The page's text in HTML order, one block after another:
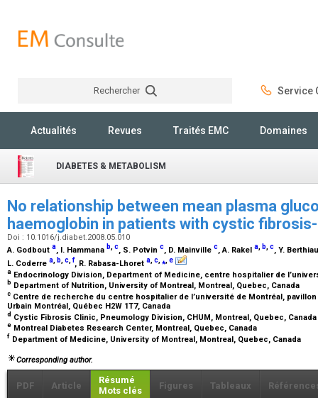
Rechercher Service
Actualités Revues Traités EMC Domaines
DIABETES & METABOLISM
No relationship between mean plasma
haemoglobin in patients with cystic
Doi : 10.1016/j.diabet.2008.05.010
A. Godbout a, I. Hammana b c, S. Potvin c, D. Mainville c, A. Rakel a b c, Y.
L. Coderre a b c f, R. Rabasa-Lhoret a c ⁎ e
a Endocrinology Division, Department of Medicine, centre hospitalier de
b Department of Nutrition, University of Montreal, Montreal, Quebec, Canada
c Centre de recherche du centre hospitalier de l’université de Montréal,
Urbain Montréal, Québec H2W 1T7, Canada
d Cystic Fibrosis Clinic, Pneumology Division, CHUM, Montreal, Quebec, Canada
e Montreal Diabetes Research Center, Montreal, Quebec, Canada
f Department of Medicine, University of Montreal, Montreal, Quebec, Canada
Corresponding author.
PDF Article
Résumé
Mots clés
Figures Tableaux